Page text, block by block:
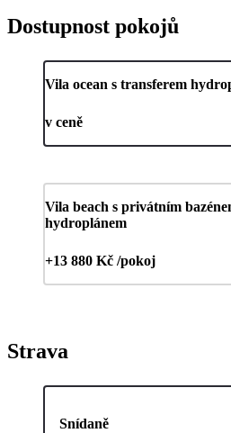
Dostupnost pokojů
Vila ocean s transferem
v ceně
Vila beach s privátním
hydroplánem
+13 880 Kč /pokoj
Strava
Snídaně